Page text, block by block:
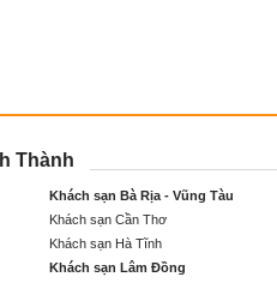
Thành
Khách sạn Bà Rịa - Vũng Tàu
Khách sạn Cần Thơ
Khách sạn Hà Tĩnh
Khách sạn Lâm Đồng